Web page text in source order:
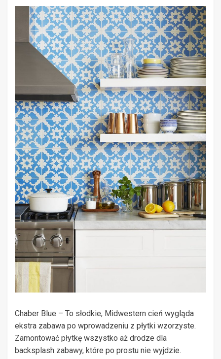
Chaber Blue – To słodkie, Midwestern cień wygląda
ekstra zabawa po wprowadzeniu z płytki wzorzyste.
Zamontować płytkę wszystko aż drodze dla
backsplash zabawy, które po prostu nie wyjdzie.